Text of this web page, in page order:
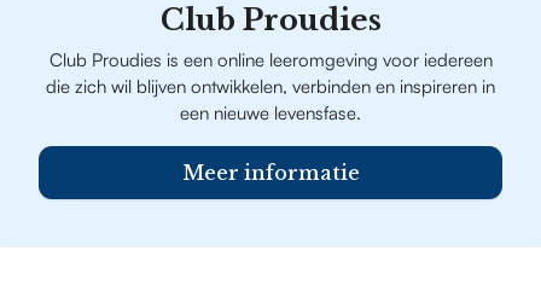
Club Proudies
Club Proudies is een online leeromgeving voor iedereen
die zich wil blijven ontwikkelen, verbinden en inspireren in
een nieuwe levensfase.
Meer informatie